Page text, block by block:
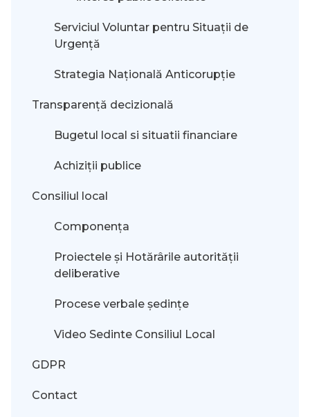
Serviciul Voluntar pentru Situații de
Urgență
Strategia Națională Anticorupție
Transparență decizională
Bugetul local si situatii financiare
Achiziții publice
Consiliul local
Componența
Proiectele și Hotărârile autorității
deliberative
Procese verbale ședințe
Video Sedinte Consiliul Local
GDPR
Contact